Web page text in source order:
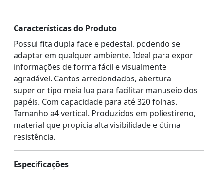
Características do Produto
Possui fita dupla face e pedestal, podendo se
adaptar em qualquer ambiente. Ideal para expor
informações de forma fácil e visualmente
agradável. Cantos arredondados, abertura
superior tipo meia lua para facilitar manuseio dos
papéis. Com capacidade para até 320 folhas.
Tamanho a4 vertical. Produzidos em poliestireno,
material que propicia alta visibilidade e ótima
resistência.
Especificações